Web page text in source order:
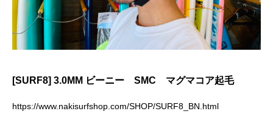
[SURF8] 3.0MM ビーニー SMC マグマコア起毛
https://www.nakisurfshop.com/SHOP/SURF8_BN.html